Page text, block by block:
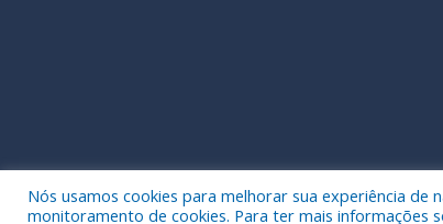
Todos os direitos reservados a Prefeitura
Nós usamos cookies para melhorar sua experiência
monitoramento de cookies. Para ter mais informações